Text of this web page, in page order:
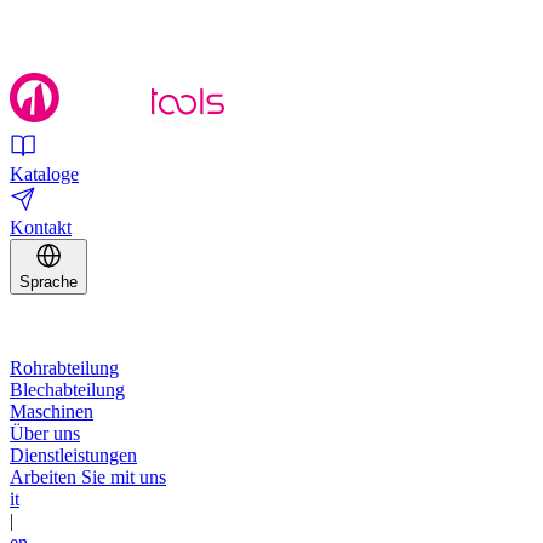
Kataloge
Kontakt
Sprache
Rohrabteilung
Blechabteilung
Maschinen
Über uns
Dienstleistungen
Arbeiten Sie mit uns
it
|